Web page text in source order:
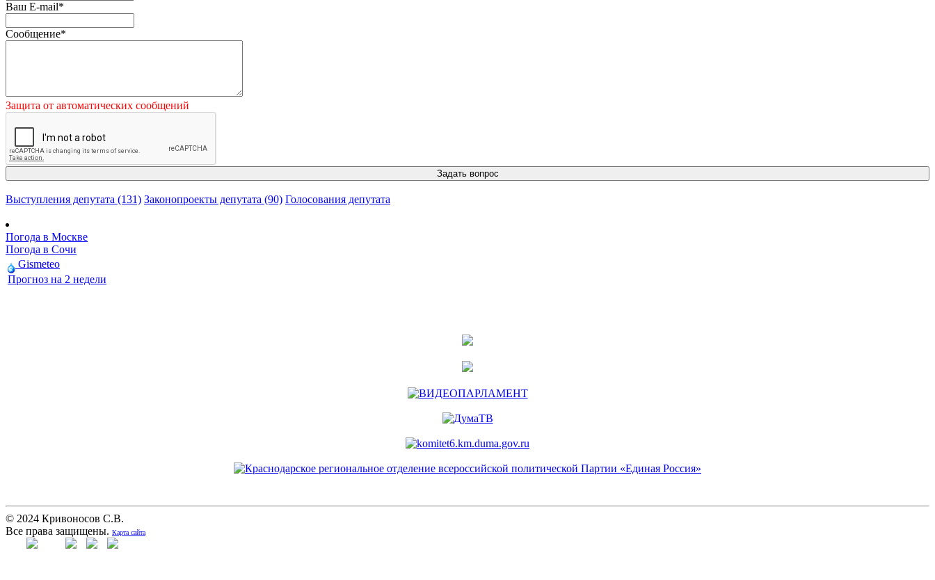
Ваш E-mail*
Сообщение*
Защита от автоматических сообщений
Выступления депутата (131) Законопроекты депутата (90) Голосования депутата
Погода в Москве
Погода в Сочи
Gismeteo
Прогноз на 2 недели
© 2024 Кривоносов С.В.
Все права защищены. Карта сайта